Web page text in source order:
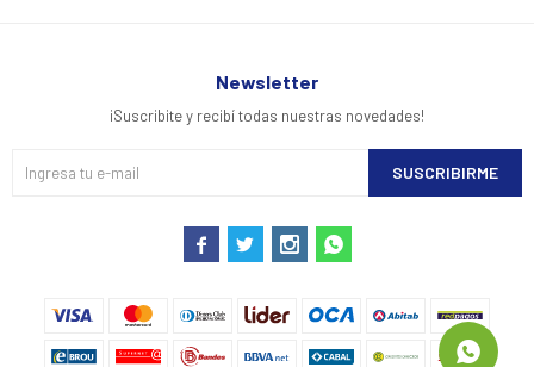
Newsletter
¡Suscribite y recibí todas nuestras novedades!
SUSCRIBIRME
   